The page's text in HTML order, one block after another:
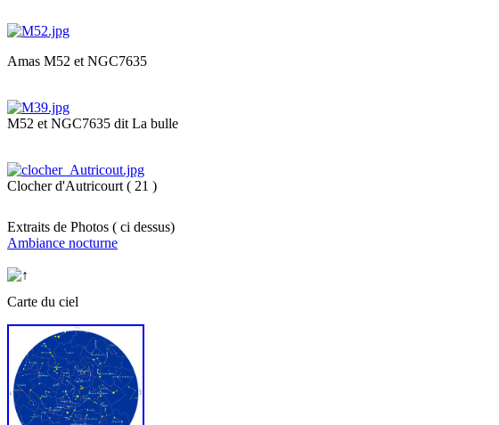
Amas M52 et NGC7635
M52 et NGC7635 dit La bulle
Clocher d'Autricourt ( 21 )
Extraits de Photos ( ci dessus)
Ambiance nocturne
Carte du ciel